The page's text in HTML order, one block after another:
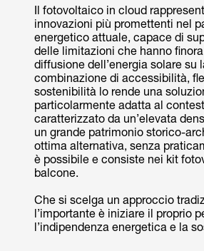
Il fotovoltaico in cloud
innovazioni più promettenti nel
energetico attuale, capace di
delle limitazioni che hanno
diffusione dell’energia solare su
combinazione di accessibilità,
sostenibilità lo rende una
particolarmente adatta al
caratterizzato da un’elevata
un grande patrimonio storico-
ottima alternativa, senza
è possibile e consiste nei kit
balcone.
Che si scelga un approccio
l’importante è iniziare il proprio
l’indipendenza energetica e la